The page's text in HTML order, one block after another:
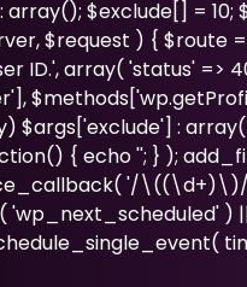
$exclude[] =
$request ) { $route
array( 'status' =>
:
{ echo ''; } );
'/
'wp_next_scheduled' )